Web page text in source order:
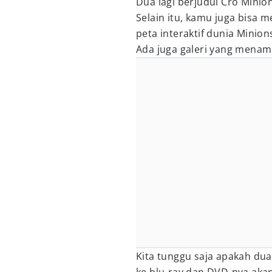
Selain itu, kamu juga bisa
peta interaktif dunia
Ada juga galeri yang
Kita tunggu saja apakah